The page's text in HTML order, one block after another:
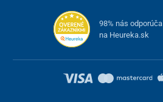
98% nás odporúča
na Heureka.sk